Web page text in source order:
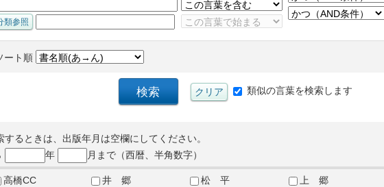
ート順
類似の言葉を検索します
るときは、出版年月は空欄にしてください。
年 月まで（西暦、半角数字）
高橋CC 井 郷 松 平
上 郷